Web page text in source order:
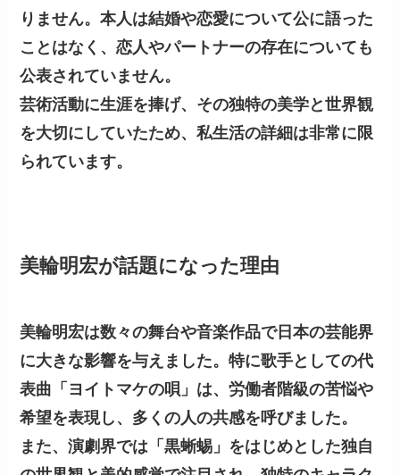
りません。本人は結婚や恋愛について公に語った
ことはなく、恋人やパートナーの存在についても
公表されていません。
芸術活動に生涯を捧げ、その独特の美学と世界観
を大切にしていたため、私生活の詳細は非常に限
られています。
美輪明宏が話題になった理由
美輪明宏は数々の舞台や音楽作品で日本の芸能界
に大きな影響を与えました。特に歌手としての代
表曲「ヨイトマケの唄」は、労働者階級の苦悩や
希望を表現し、多くの人の共感を呼びました。
また、演劇界では「黒蜥蜴」をはじめとした独自